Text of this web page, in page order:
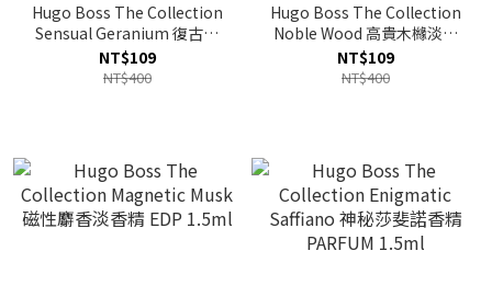
Hugo Boss The Collection
Sensual Geranium 復古風
格淡香精 EDP 1.5ml
NT$109
NT$400
Hugo Boss The Collection
Noble Wood 高貴木櫞淡香
精 EDP 1.5ml
NT$109
NT$400